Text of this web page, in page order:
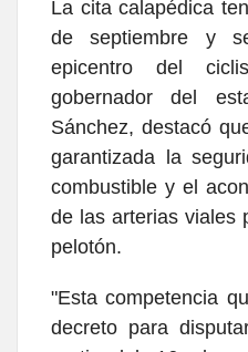
La cita calapédica
de septiembre y
epicentro del
gobernador del
Sánchez, destacó
garantizada la
combustible y el
de las arterias viales
pelotón.
"Esta competencia
decreto para